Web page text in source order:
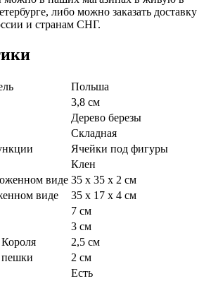
либо можно заказать доставку
и странам СНГ.
Польша
3,8 см
Дерево березы
Складная
Ячейки под фигуры
Клен
виде 35 х 35 х 2 см
виде
35 х 17 х 4 см
7 см
3 см
2,5 см
пешки
2 см
Есть